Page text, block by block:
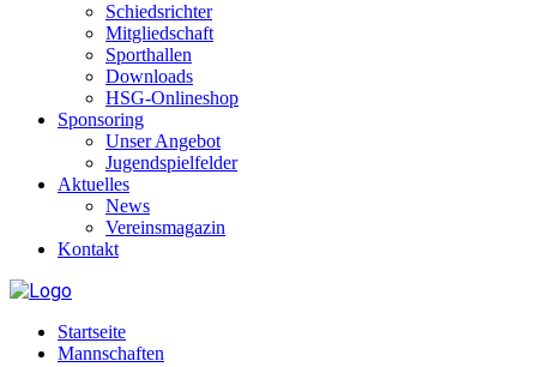
Schiedsrichter
Mitgliedschaft
Sporthallen
Downloads
HSG-Onlineshop
Sponsoring
Unser Angebot
Jugendspielfelder
Aktuelles
News
Vereinsmagazin
Kontakt
Startseite
Mannschaften